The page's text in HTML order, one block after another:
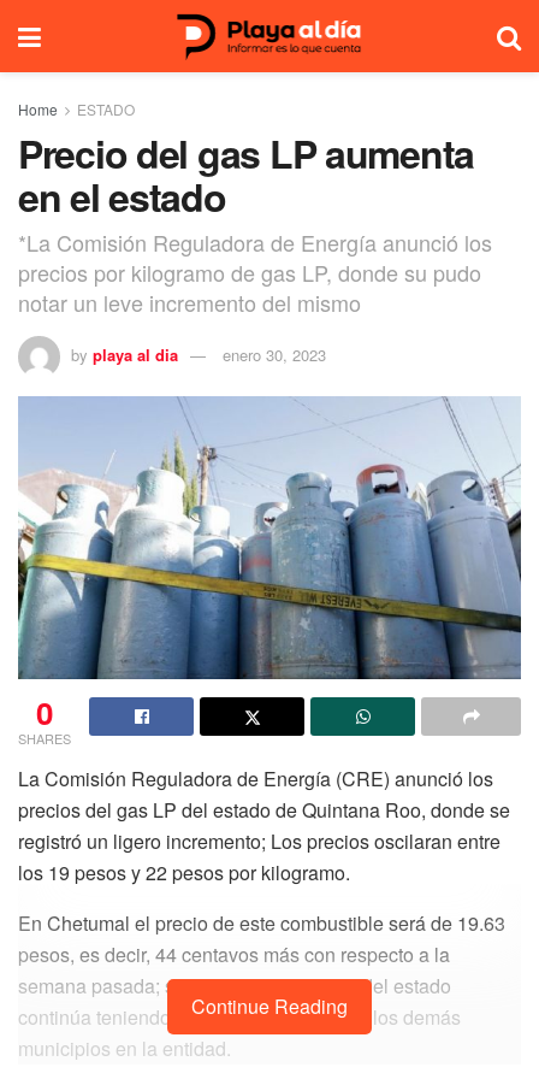
Home ESTADO
Precio del gas LP aumenta
en el estado
*La Comisión Reguladora de Energía anunció los
precios por kilogramo de gas LP, donde su pudo
notar un leve incremento del mismo
by playa al dia enero 30, 2023
0
SHARES
La Comisión Reguladora de Energía (CRE) anunció los
precios del gas LP del estado de Quintana Roo, donde se
registró un ligero incremento; Los precios oscilaran entre
los 19 pesos y 22 pesos por kilogramo.
En Chetumal el precio de este combustible será de 19.63
pesos, es decir, 44 centavos más con respecto a la
semana pasada; sin embargo, la capital del estado
continúa teniendo el precio más bajo con los demás
municipios en la entidad.
Continue Reading